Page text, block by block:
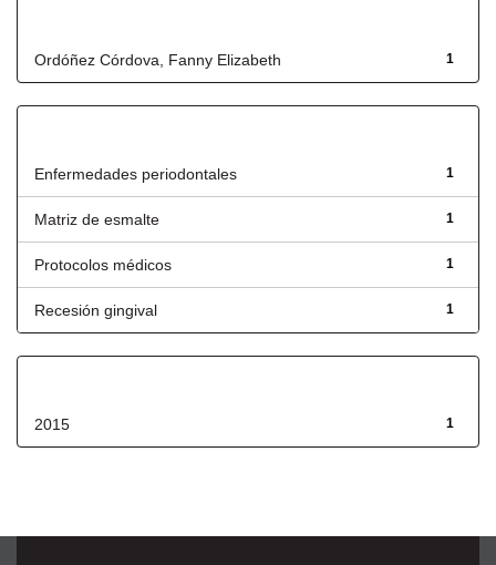
1
Ordóñez Córdova, Fanny Elizabeth
1
Enfermedades periodontales
1
Matriz de esmalte
1
Protocolos médicos
1
Recesión gingival
1
2015